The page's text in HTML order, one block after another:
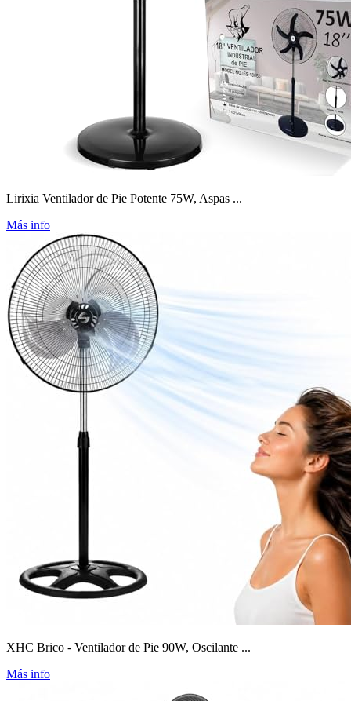
Lirixia Ventilador de Pie Potente 75W, Aspas ...
Más info
XHC Brico - Ventilador de Pie 90W, Oscilante ...
Más info